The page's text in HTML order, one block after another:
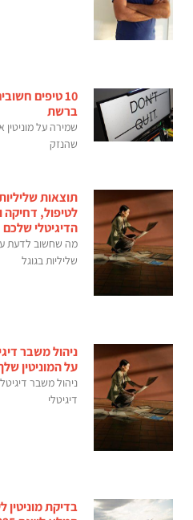
10 טיפים
ברשת
שמירה על
שהנזק
תוצאות
לטיפול, דחיקה
הדיגיטלי שלכם
מה שחשוב לדעת
שליליות בגוגל
ניהול משבר
על המוניטין
ניהול משבר
דיגיטלי
בדיקת